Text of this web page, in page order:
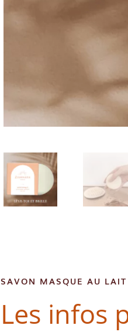
SAVON MASQUE AU
Les infos